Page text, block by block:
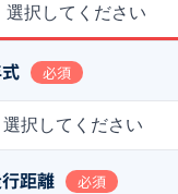
選択してください
必須
選択してください
距離 必須